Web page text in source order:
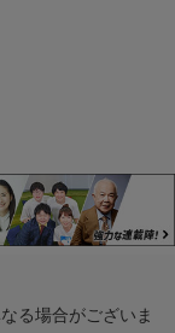
る場合がございま